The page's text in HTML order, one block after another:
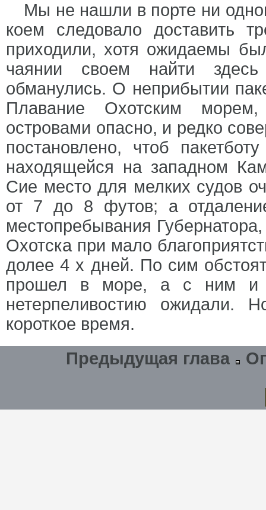
Мы не нашли в порте ни
коем следовало доставить
приходили, хотя ожидаемы
чаянии своем найти
обманулись. О неприбытии
Плавание Охотским
островами опасно, и редко
постановлено, чтоб
находящейся на западном
Сие место для мелких судов
от 7 до 8 футов; а
местопребывания
Охотска при мало
долее 4 х дней. По сим
прошел в море, а с ним и
нетерпеливостию ожидали.
короткое время.
Предыдущая глава